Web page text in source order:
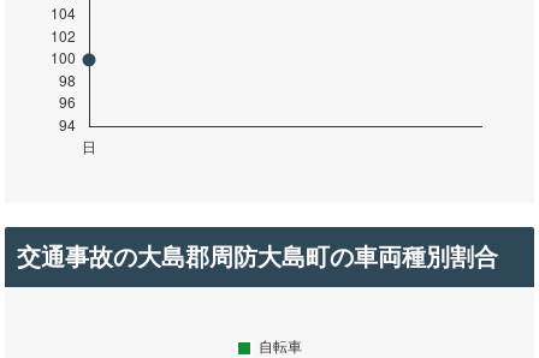
交通事故の大島郡周防大島町の車両種別割合